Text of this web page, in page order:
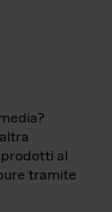
al
tramite